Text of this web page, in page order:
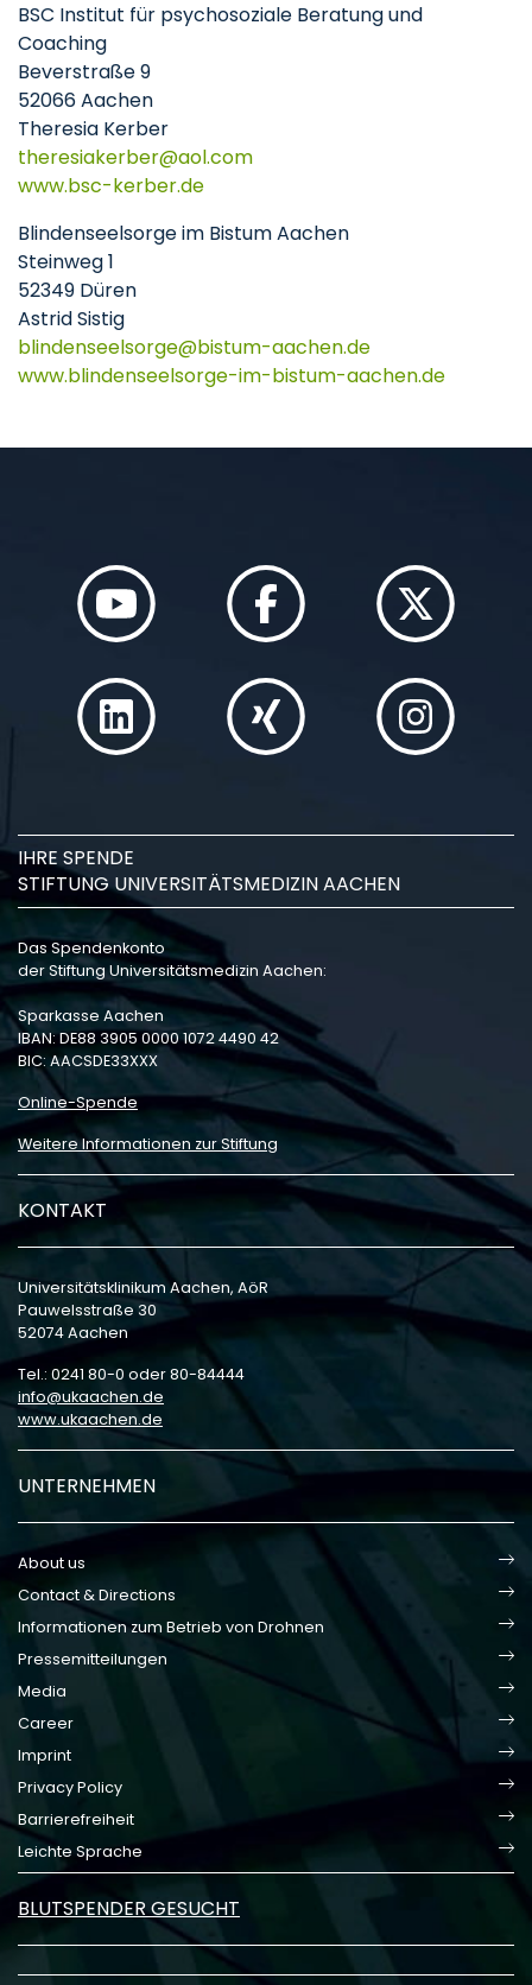
BSC Institut für psychosoziale Beratung und
Coaching
Beverstraße 9
52066 Aachen
Theresia Kerber
theresiakerber
aolcom
www.bsc-kerber.de
Blindenseelsorge im Bistum Aachen
Steinweg 1
52349 Düren
Astrid Sistig
blindenseelsorge
bistum-aachende
www.blindenseelsorge-im-bistum-aachen.de
IHRE SPENDE
STIFTUNG UNIVERSITÄTSMEDIZIN AACHEN
Das Spendenkonto
der Stiftung Universitätsmedizin Aachen:
Sparkasse Aachen
IBAN: DE88 3905 0000 1072 4490 42
BIC: AACSDE33XXX
Online-Spende
Weitere Informationen zur Stiftung
KONTAKT
Universitätsklinikum Aachen, AöR
Pauwelsstraße 30
52074 Aachen
Tel.: 0241 80-0 oder 80-84444
info
ukaachen de
www.ukaachen.de
UNTERNEHMEN
About us
Contact & Directions
Informationen zum Betrieb von Drohnen
Pressemitteilungen
Media
Career
Imprint
Privacy Policy
Barrierefreiheit
Leichte Sprache
BLUTSPENDER GESUCHT